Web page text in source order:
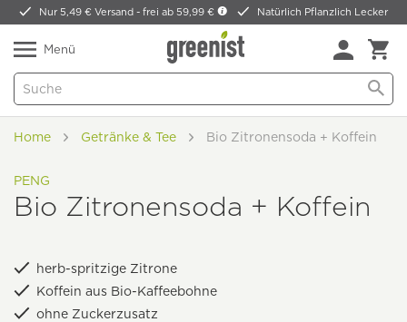
Nur 5,49 € Versand -frei ab 59,99 € Natürlich Pflanzlich Lecker
Menü
Home Getränke & Tee Bio Zitronensoda + Koffein
PENG
Bio Zitronensoda + Koffein
herb-spritzige Zitrone
Koffein aus Bio-Kaffeebohne
ohne Zuckerzusatz